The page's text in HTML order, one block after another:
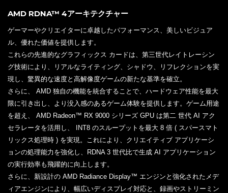
AMD RDNA™ 4アーキテクチャー
ゲーマーやクリエイターに卓越したパフォーマンス、美しいビジュア
ル、優れた価値を提供します。
これらの先進的なグラフィックス カードは、第三世代レイトレーシン
グ技術により、リアルなライティング、シャドウ、リフレクションを実
現し、驚異的な速度と高解像度ゲームの新たな基準を確立。
さらに、 AMD 独自の機能を統合することで、ハードウェア性能を最大
限に引き出し、より没入感のあるゲーム体験を提供します。ゲーム用途
を超え、 AMD Radeon™ RX 9000 シリーズ GPU は第二 世代 AI アク
セラレータを活用し、 INT8 のスループットを最大 8 倍 ( スパースマト
リックス処理時 ) を実現。これにより、クリエイティブ アプリケーシ
ョンの処理能力を強化し、RDNA 3 世代比で生成 AI アプリケーション
の実行効率も飛躍的に向上します。
さらに、新設計の AMD Radiance Display™ エンジンと強化されたメデ
ィアエンジンにより、幅広いディスプレイ対応と、録画やストリーミン